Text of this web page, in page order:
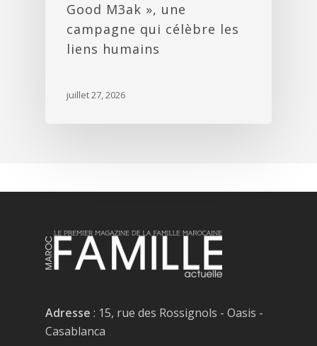
Good M3ak », une
campagne qui célèbre les
liens humains
juillet 27, 2026
Adresse : 15, rue des Rossignols - Oasis -
Casablanca